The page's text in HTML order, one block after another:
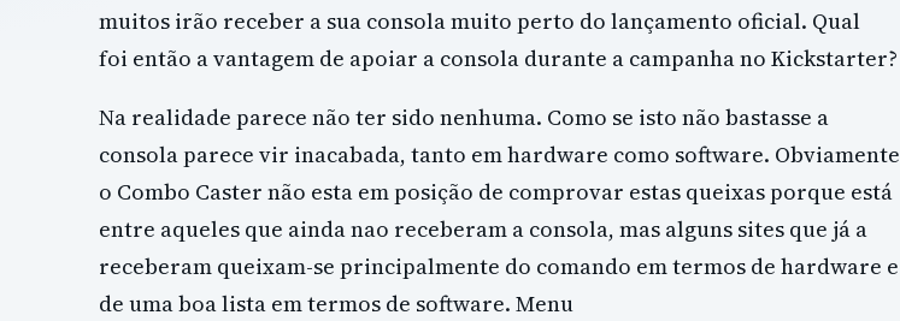
muitos irão receber a sua consola muito perto do lançamento oficial. Qual
foi então a vantagem de apoiar a consola durante a campanha no Kickstarter?
Na realidade parece não ter sido nenhuma. Como se isto não bastasse a
consola parece vir inacabada, tanto em hardware como software. Obviamente
o Combo Caster não esta em posição de comprovar estas queixas porque está
entre aqueles que ainda nao receberam a consola, mas alguns sites que já a
receberam queixam-se principalmente do comando em termos de hardware e
de uma boa lista em termos de software. Menu